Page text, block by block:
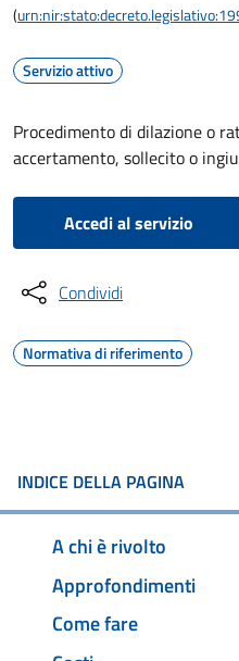
(
Servizio attivo
Procedimento di dilazione o
accertamento, sollecito o
Accedi al servizio
Condividi
Normativa di riferimento
INDICE DELLA PAGINA
A chi è rivolto
Approfondimenti
Come fare